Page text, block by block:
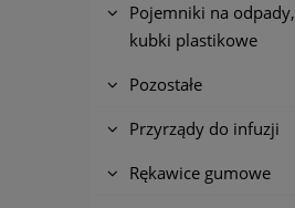
Pojemniki na odpady,
kubki plastikowe
Pozostałe
Przyrządy do infuzji
Rękawice gumowe